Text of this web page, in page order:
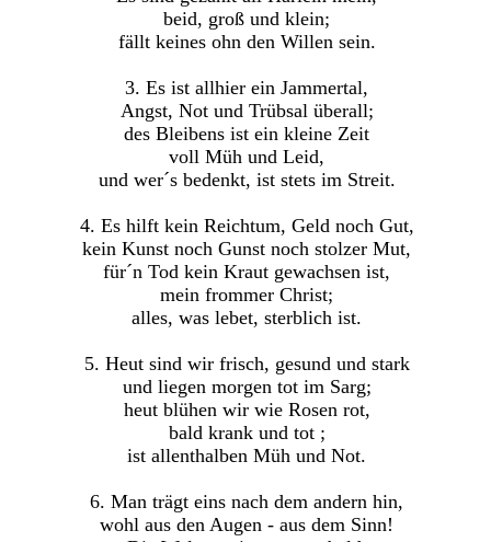
beid, groß und klein;
fällt keines ohn den Willen sein.
3. Es ist allhier ein Jammertal,
Angst, Not und Trübsal überall;
des Bleibens ist ein kleine Zeit
voll Müh und Leid,
und wer´s bedenkt, ist stets im Streit.
4. Es hilft kein Reichtum, Geld noch Gut,
kein Kunst noch Gunst noch stolzer Mut,
für´n Tod kein Kraut gewachsen ist,
mein frommer Christ;
alles, was lebet, sterblich ist.
5. Heut sind wir frisch, gesund und stark
und liegen morgen tot im Sarg;
heut blühen wir wie Rosen rot,
bald krank und tot ;
ist allenthalben Müh und Not.
6. Man trägt eins nach dem andern hin,
wohl aus den Augen - aus dem Sinn!